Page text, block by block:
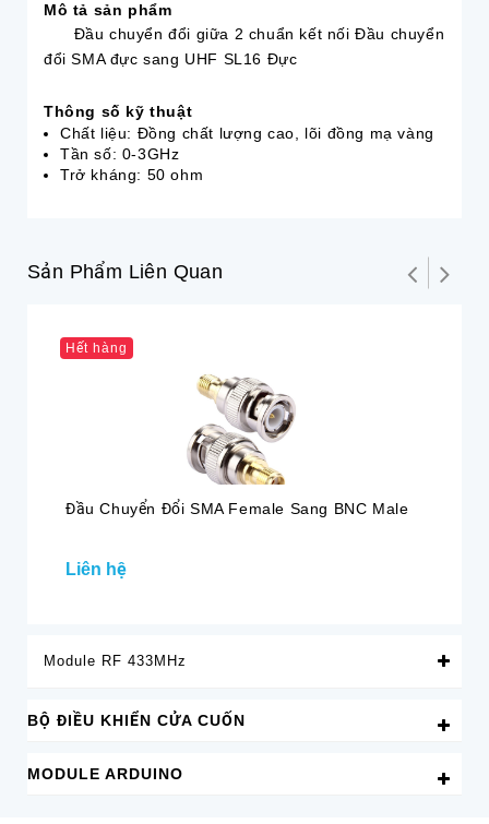
Mô tả sản phẩm
Đầu chuyển đổi giữa 2 chuẩn kết nối Đầu chuyển
đổi SMA đực sang UHF SL16 Đực
Thông số kỹ thuật
Chất liệu: Đồng chất lượng cao, lõi đồng mạ vàng
Tần số: 0-3GHz
Trở kháng: 50 ohm
Sản Phẩm Liên Quan
Hết hàng
Đầu Chuyển Đổi SMA Female Sang BNC Male
Liên hệ
Module RF 433MHz
BỘ ĐIỀU KHIỂN CỬA CUỐN
MODULE ARDUINO